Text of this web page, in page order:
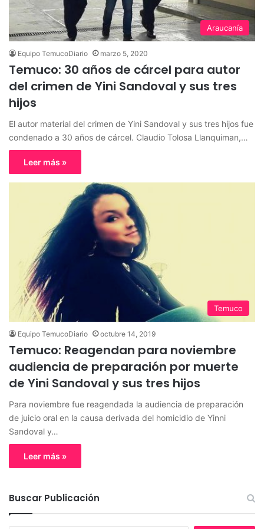
Araucanía
Equipo TemucoDiario marzo 5, 2020
Temuco: 30 años de cárcel para autor
del crimen de Yini Sandoval y sus tres
hijos
El autor material del crimen de Yini Sandoval y sus tres hijos fue
condenado a 30 años de cárcel. Claudio Tolosa Llanquiman,…
Leer más »
Temuco
Equipo TemucoDiario octubre 14, 2019
Temuco: Reagendan para noviembre
audiencia de preparación por muerte
de Yini Sandoval y sus tres hijos
Para noviembre fue reagendada la audiencia de preparación
de juicio oral en la causa derivada del homicidio de Yinni
Sandoval y…
Leer más »
Buscar Publicación